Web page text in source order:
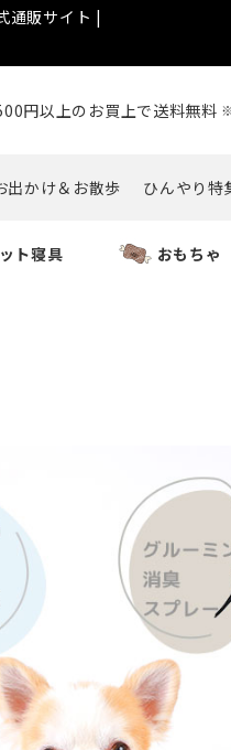
通販サイト |
円以上のお買上で送料無料
出かけ＆お散歩 ひんやり特
ト寝具 おもちゃ